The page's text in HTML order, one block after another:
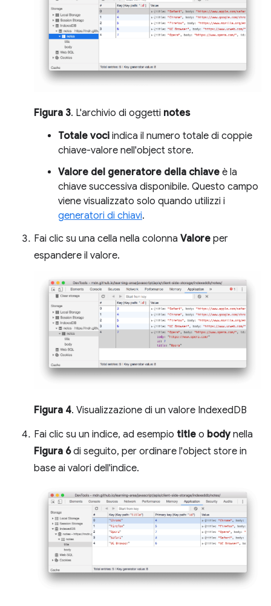
Figura 3. L'archivio di oggetti notes
Totale voci indica il numero totale di coppie
chiave-valore nell'object store.
Valore del generatore della chiave è la
chiave successiva disponibile. Questo campo
viene visualizzato solo quando utilizzi i
generatori di chiavi.
Fai clic su una cella nella colonna Valore per
espandere il valore.
Figura 4. Visualizzazione di un valore IndexedDB
Fai clic su un indice, ad esempio title o bodynella
Figura 6di seguito, per ordinare l'object store in
base ai valori dell'indice.